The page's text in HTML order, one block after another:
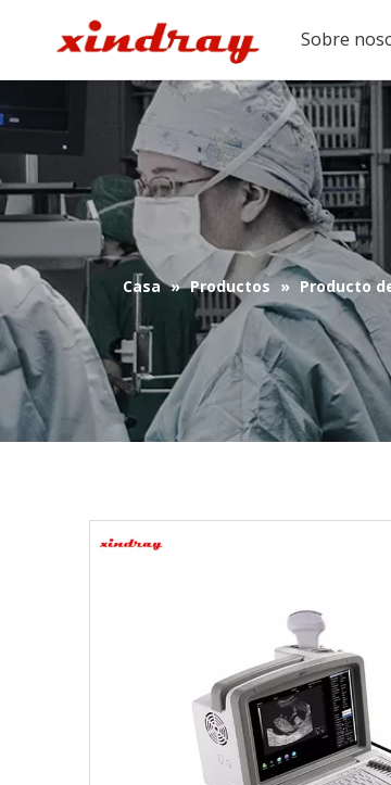
Sobre
Casa » Productos » Producto